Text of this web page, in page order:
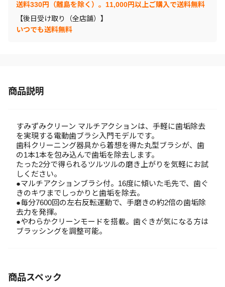
送料330円（離島を除く）。11,000円以上ご購入で送料無料
【後日受け取り（全店舗）】
いつでも送料無料
商品説明
すみずみクリーン マルチアクションは、手軽に歯垢除去
を実現する電動歯ブラシ入門モデルです。
歯科クリーニング器具から着想を得た丸型ブラシが、歯
の1本1本を包み込んで歯垢を除去します。
たった2分で得られるツルツルの磨き上がりを気軽にお試
しください。
●マルチアクションブラシ付。16度に傾いた毛先で、歯ぐ
きのキワまでしっかりと歯垢を除去。
●毎分7600回の左右反転運動で、手磨きの約2倍の歯垢除
去力を発揮。
●やわらかクリーンモードを搭載。歯ぐきが気になる方は
ブラッシングを調整可能。
商品スペック